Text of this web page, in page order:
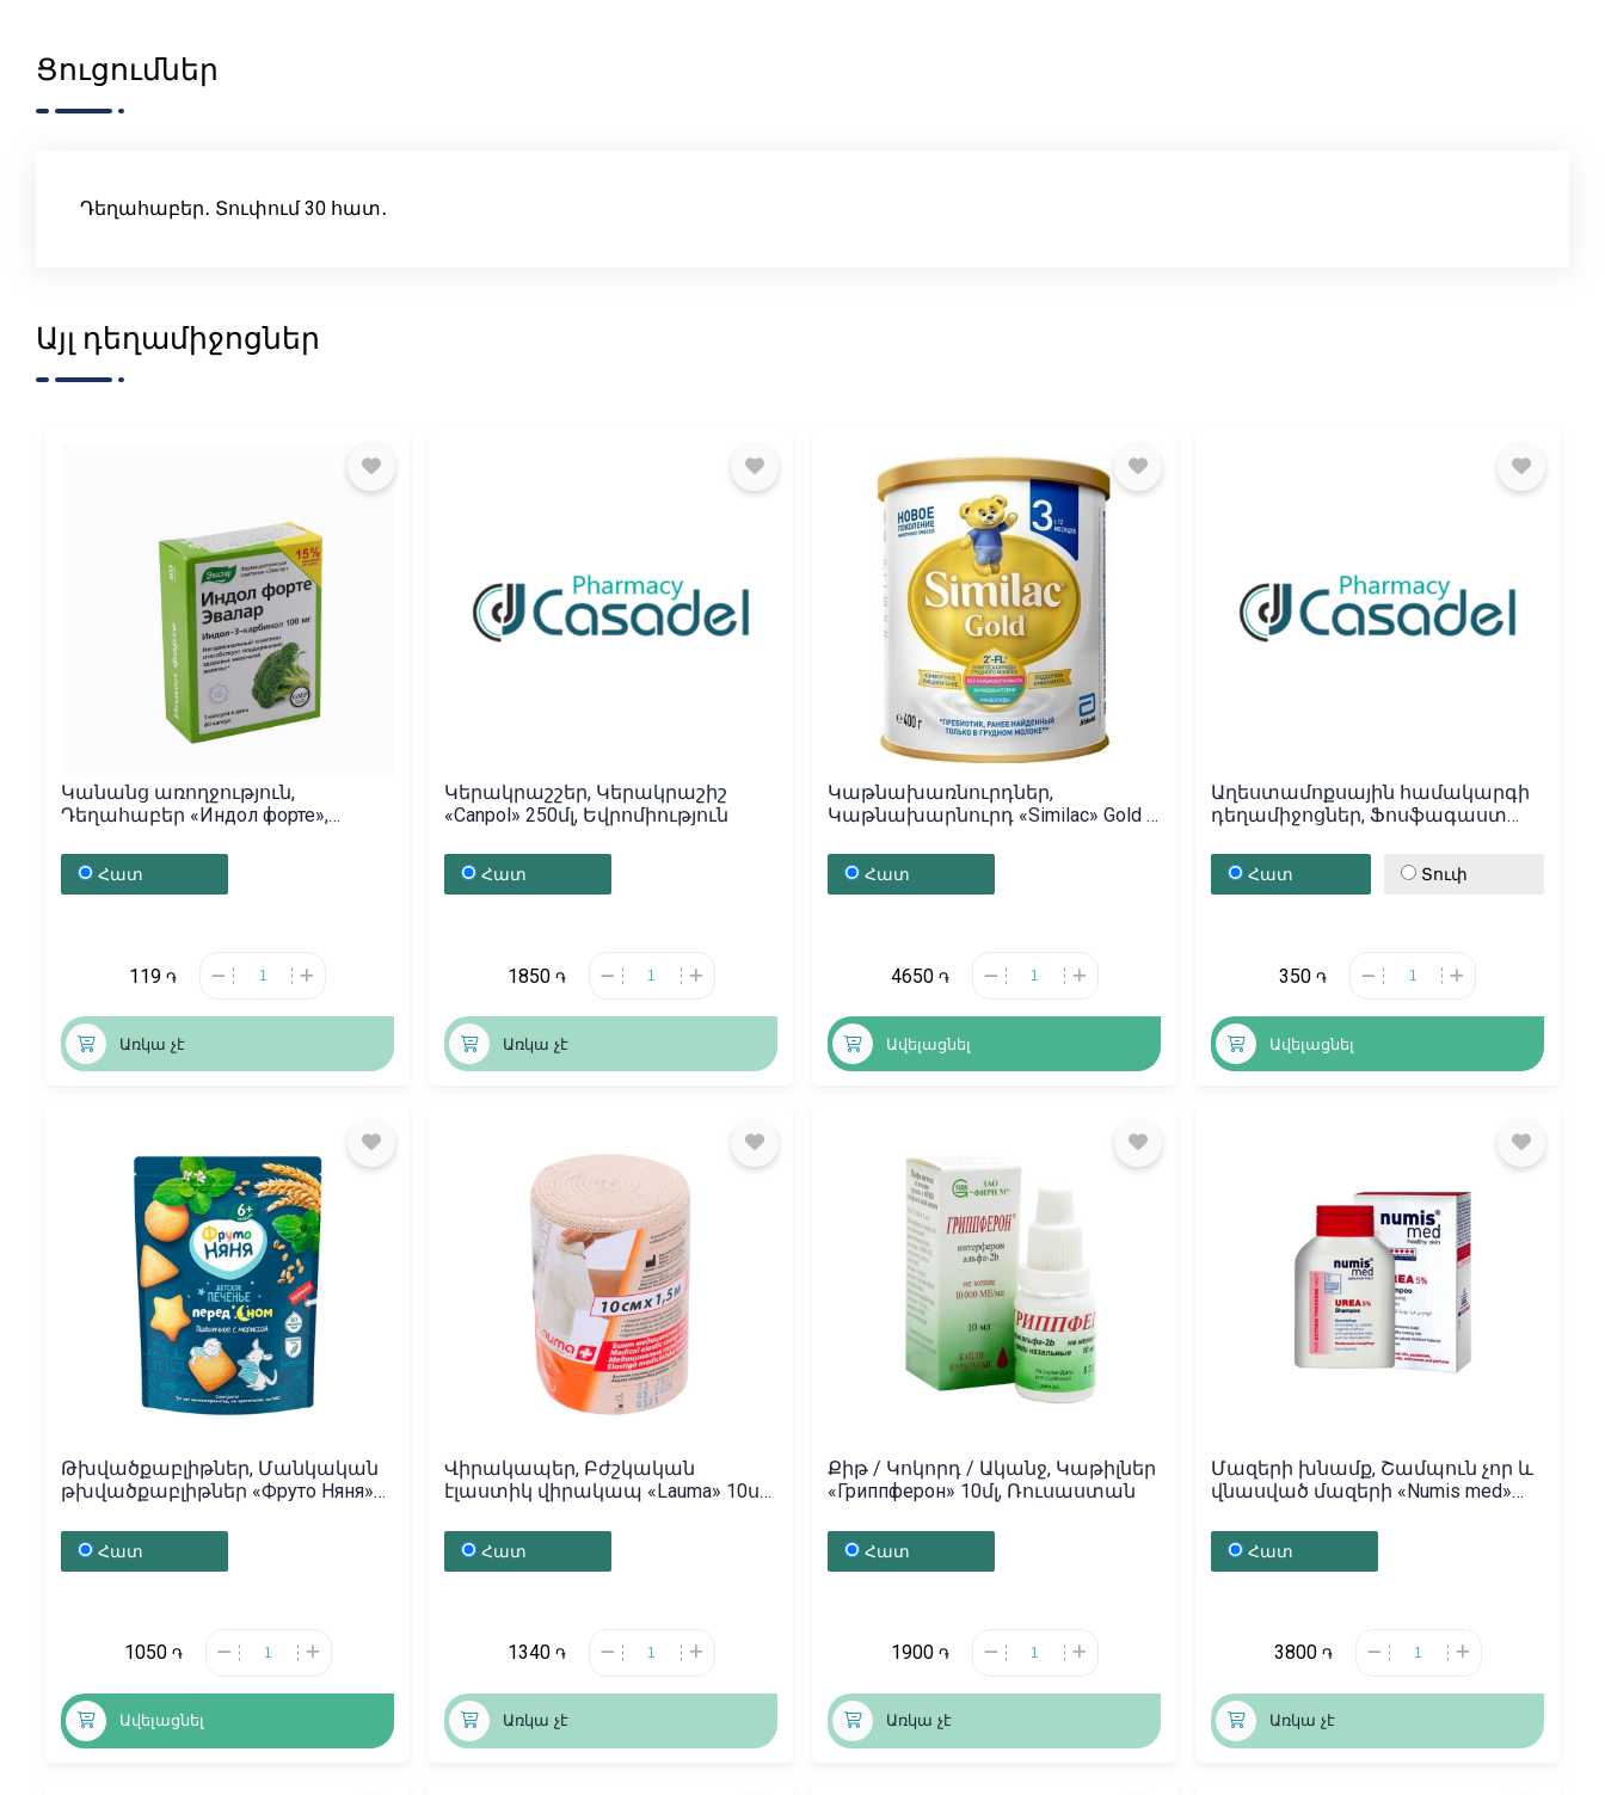
Ցուցումներ
Դեղահաբեր․ Տուփում 30 հատ․
Այլ դեղամիջոցներ
Կանանց առողջություն,
Դեղահաբեր «Индол форте»,
Հատ
119 ֏
Առկա չէ
Կերակրաշշեր, Կերակրաշիշ
«Canpol» 250մլ, Եվրոմիություն
Հատ
1850 ֏
Առկա չէ
Կաթնախառնուրդներ,
Կաթնախարնուրդ «Similac» Gold /
Հատ
4650 ֏
Ավելացնել
Աղեստամոքսային համակարգի
դեղամիջոցներ, Ֆոսֆագաստ
Հատ Տուփ
350 ֏
Ավելացնել
Թխվածքաբլիթներ, Մանկական
թխվածքաբլիթներ «Фруто Няня»
Հատ
1050 ֏
Ավելացնել
Վիրակապեր, Բժշկական
էլաստիկ վիրակապ «Lauma» 10սմ
Հատ
1340 ֏
Առկա չէ
Քիթ / Կոկորդ / Ականջ, Կաթիլներ
«Гриппферон» 10մլ, Ռուսաստան
Հատ
1900 ֏
Առկա չէ
Մազերի խնամք, Շամպուն չոր և
վնասված մազերի «Numis med»
Հատ
3800 ֏
Առկա չէ